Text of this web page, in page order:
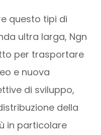
questo tipi di
ultra larga, Ngn
per trasportare
e nuova
di sviluppo,
della
in particolare